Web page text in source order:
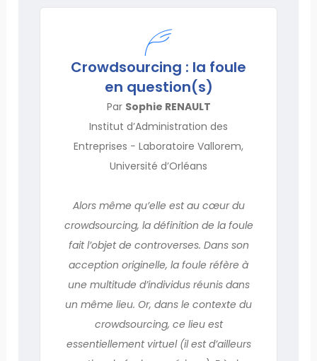
Crowdsourcing : la foule
en question(s)
Par Sophie RENAULT
Institut d’Administration des
Entreprises − Laboratoire Vallorem,
Université d’Orléans
Alors même qu’elle est au cœur du
crowdsourcing, la définition de la foule
fait l’objet de controverses. Dans son
acception originelle, la foule réfère à
une multitude d’individus réunis dans
un même lieu. Or, dans le contexte du
crowdsourcing, ce lieu est
essentiellement virtuel (il est d’ailleurs